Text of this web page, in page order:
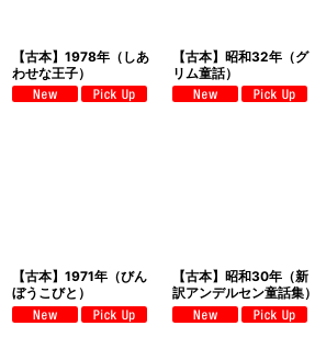
【古本】1978年（しあ
わせな王子）
【古本】昭和32年（グ
リム童話）
【古本】1971年（びん
ぼうこびと）
【古本】昭和30年（新
訳アンデルセン童話集）